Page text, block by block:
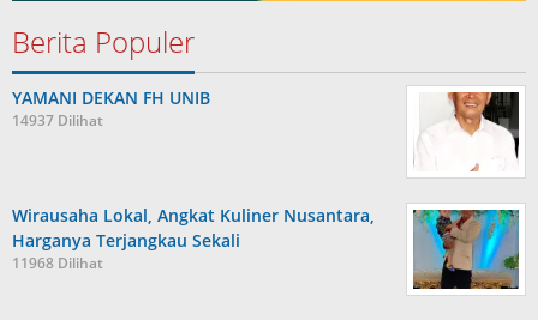
Berita Populer
YAMANI DEKAN FH UNIB
14937 Dilihat
Wirausaha Lokal, Angkat Kuliner Nusantara,
Harganya Terjangkau Sekali
11968 Dilihat